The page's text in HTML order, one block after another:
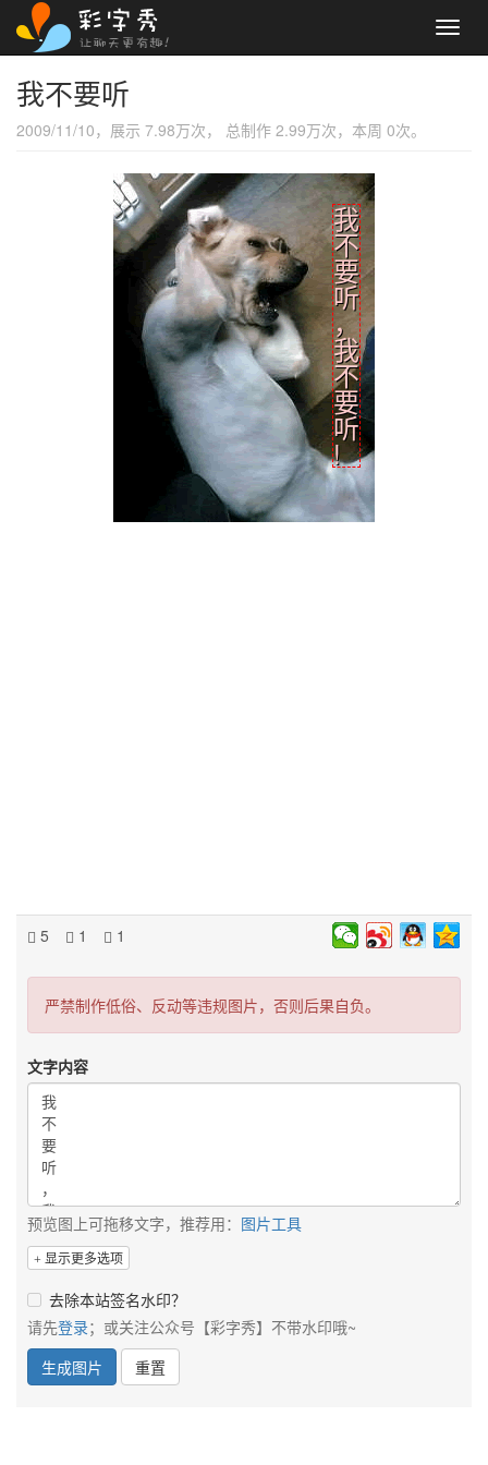
我不要听
2009/11/10，展示 7.98万次， 总制作 2.99万次，本周 0次。
5 1 1
严禁制作低俗、反动等违规图片，否则后果自负。
文字内容
预览图上可拖移文字，推荐用： 图片工具
显示更多选项
去除本站签名水印？
请先登录；或关注公众号【彩字秀】不带水印哦~
生成图片
重置
我
不
要
听
，
我
不
要
听
!